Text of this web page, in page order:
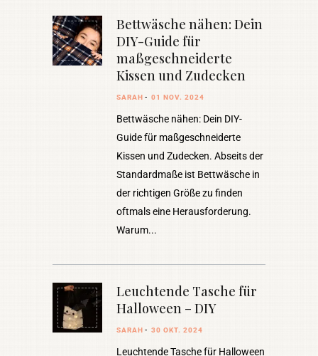
Bettwäsche nähen: Dein
DIY-Guide für
maßgeschneiderte
Kissen und Zudecken
SARAH 01 NOV. 2024
Bettwäsche nähen: Dein DIY-
Guide für maßgeschneiderte
Kissen und Zudecken. Abseits der
Standardmaße ist Bettwäsche in
der richtigen Größe zu finden
oftmals eine Herausforderung.
Warum
Leuchtende Tasche für
Halloween – DIY
SARAH 30 OKT. 2024
Leuchtende Tasche für Halloween